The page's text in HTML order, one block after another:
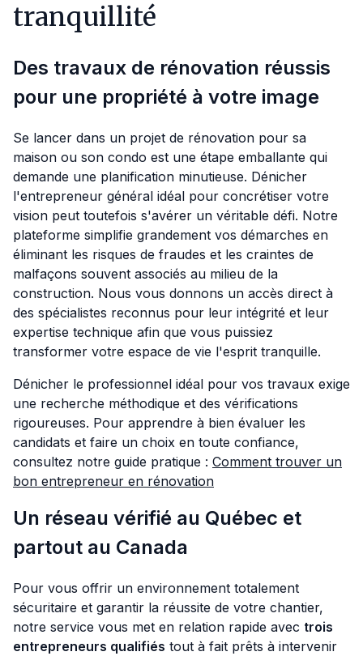
tranquillité
Des travaux de rénovation réussis
pour une propriété à votre image
Se lancer dans un projet de rénovation pour sa
maison ou son condo est une étape emballante qui
demande une planification minutieuse. Dénicher
l'entrepreneur général idéal pour concrétiser votre
vision peut toutefois s'avérer un véritable défi. Notre
plateforme simplifie grandement vos démarches en
éliminant les risques de fraudes et les craintes de
malfaçons souvent associés au milieu de la
construction. Nous vous donnons un accès direct à
des spécialistes reconnus pour leur intégrité et leur
expertise technique afin que vous puissiez
transformer votre espace de vie l'esprit tranquille.
Dénicher le professionnel idéal pour vos travaux exige
une recherche méthodique et des vérifications
rigoureuses. Pour apprendre à bien évaluer les
candidats et faire un choix en toute confiance,
consultez notre guide pratique : Comment trouver un
bon entrepreneur en rénovation
Un réseau vérifié au Québec et
partout au Canada
Pour vous offrir un environnement totalement
sécuritaire et garantir la réussite de votre chantier,
notre service vous met en relation rapide avec trois
entrepreneurs qualifiés tout à fait prêts à intervenir